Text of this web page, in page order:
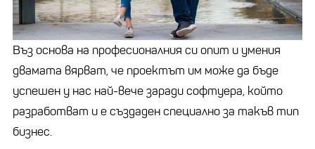
Въз основа на професионалния си опит и умения
двамата вярват, че проектът им може да бъде
успешен у нас най-вече заради софтуера, който
разработват и е създаден специално за такъв тип
бизнес.